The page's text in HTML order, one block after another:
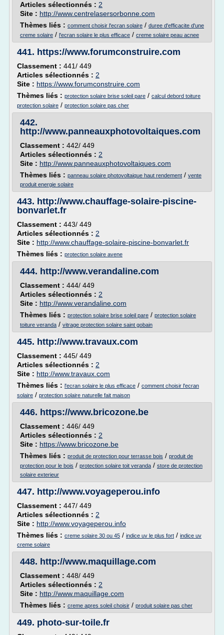
Articles sélectionnés : 2
Site : http://www.centrelasersorbonne.com
Thèmes liés : comment choisir l'ecran solaire / duree d'efficacite d'une
creme solaire / l'ecran solaire le plus efficace / creme solaire peau acnee
441. https://www.forumconstruire.com
Classement : 441/ 449
Articles sélectionnés : 2
Site : https://www.forumconstruire.com
Thèmes liés : protection solaire brise soleil pare / calcul debord toiture
protection solaire / protection solaire pas cher
442.
http://www.panneauxphotovoltaiques.com
Classement : 442/ 449
Articles sélectionnés : 2
Site : http://www.panneauxphotovoltaiques.com
Thèmes liés : panneau solaire photovoltaique haut rendement / vente
produit energie solaire
443. http://www.chauffage-solaire-piscine-
bonvarlet.fr
Classement : 443/ 449
Articles sélectionnés : 2
Site : http://www.chauffage-solaire-piscine-bonvarlet.fr
Thèmes liés : protection solaire avene
444. http://www.verandaline.com
Classement : 444/ 449
Articles sélectionnés : 2
Site : http://www.verandaline.com
Thèmes liés : protection solaire brise soleil pare / protection solaire
toiture veranda / vitrage protection solaire saint gobain
445. http://www.travaux.com
Classement : 445/ 449
Articles sélectionnés : 2
Site : http://www.travaux.com
Thèmes liés : l'ecran solaire le plus efficace / comment choisir l'ecran
solaire / protection solaire naturelle fait maison
446. https://www.bricozone.be
Classement : 446/ 449
Articles sélectionnés : 2
Site : https://www.bricozone.be
Thèmes liés : produit de protection pour terrasse bois / produit de
protection pour le bois / protection solaire toit veranda / store de protection
solaire exterieur
447. http://www.voyageperou.info
Classement : 447/ 449
Articles sélectionnés : 2
Site : http://www.voyageperou.info
Thèmes liés : creme solaire 30 ou 45 / indice uv le plus fort / indice uv
creme solaire
448. http://www.maquillage.com
Classement : 448/ 449
Articles sélectionnés : 2
Site : http://www.maquillage.com
Thèmes liés : creme apres soleil choisir / produit solaire pas cher
449. photo-sur-toile.fr